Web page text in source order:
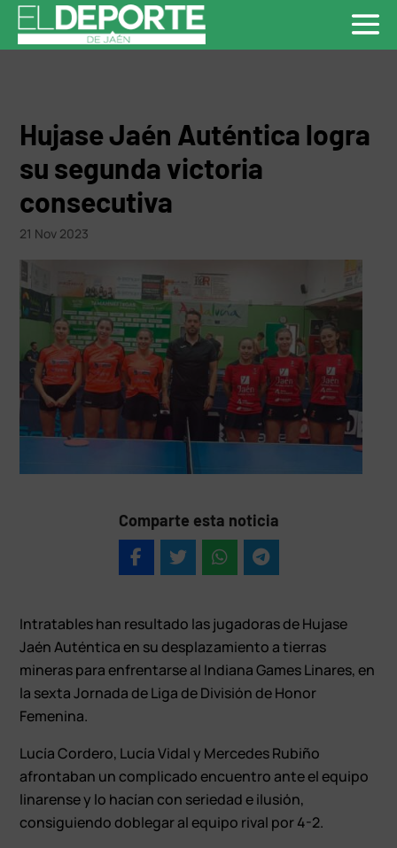
Hujase Jaén Auténtica logra
su segunda victoria
consecutiva
21 Nov 2023
Comparte esta noticia
Intratables han resultado las jugadoras de Hujase
Jaén Auténtica en su desplazamiento a tierras
mineras para enfrentarse al Indiana Games Linares, en
la sexta Jornada de Liga de División de Honor
Femenina.
Lucía Cordero, Lucía Vidal y Mercedes Rubiño
afrontaban un complicado encuentro ante el equipo
linarense y lo hacían con seriedad e ilusión,
consiguiendo doblegar al equipo rival por 4-2.